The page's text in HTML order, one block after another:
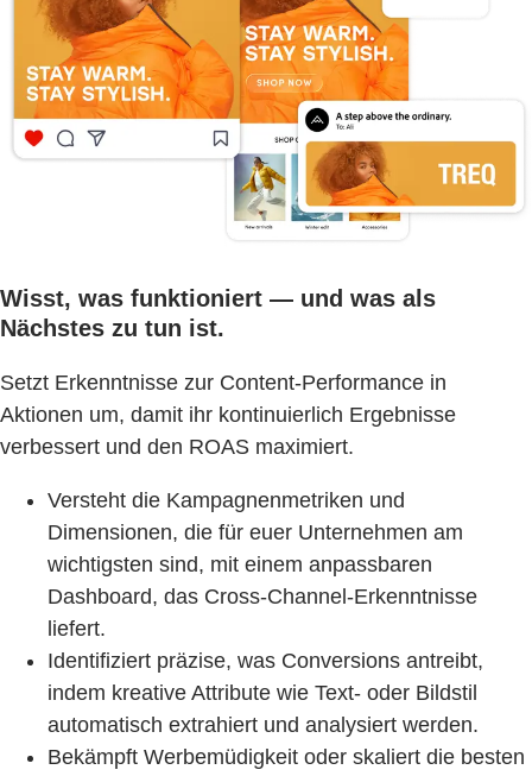
Wisst, was funktioniert — und was als
Nächstes zu tun ist.
Setzt Erkenntnisse zur Content-Performance in
Aktionen um, damit ihr kontinuierlich Ergebnisse
verbessert und den ROAS maximiert.
Versteht die Kampagnenmetriken und
Dimensionen, die für euer Unternehmen am
wichtigsten sind, mit einem anpassbaren
Dashboard, das Cross-Channel-Erkenntnisse
liefert.
Identifiziert präzise, was Conversions antreibt,
indem kreative Attribute wie Text- oder Bildstil
automatisch extrahiert und analysiert werden.
Bekämpft Werbemüdigkeit oder skaliert die besten